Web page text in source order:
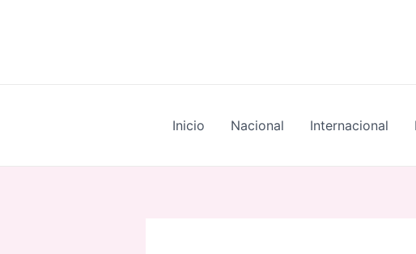
Inicio Nacional Internacional